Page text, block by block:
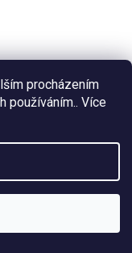
procházením
používáním.. Více